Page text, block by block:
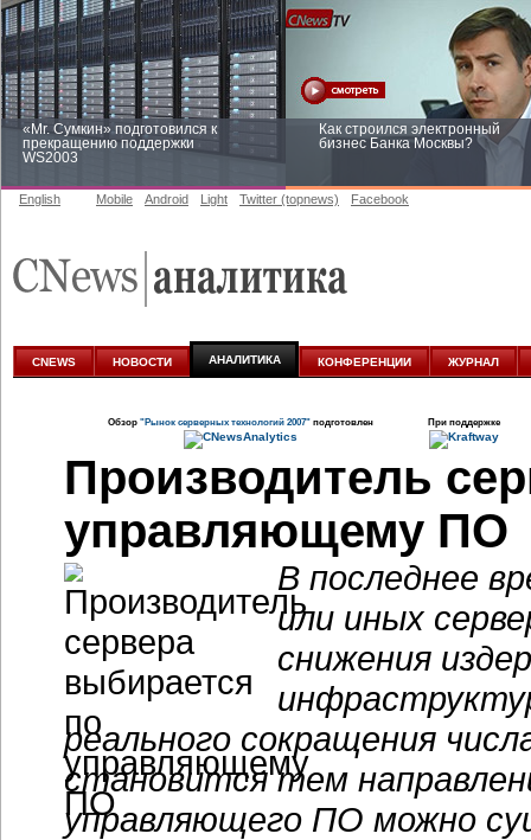
«Mr. Сумкин» подготовился к
прекращению поддержки
WS2003
Как строился электронный
бизнес Банка Москвы?
аналитике
English Mobile Android Light Twitter (topnews) Facebook
CNEWS НОВОСТИ АНАЛИТИКА КОНФЕРЕНЦИИ ЖУРНАЛ
Обзор "Рынок серверных технологий 2007"подготовлен При поддержке
Производитель
управляющему ПО
В последнее
или иных
снижения
реального сокращения
становится тем
управляющего ПО можно